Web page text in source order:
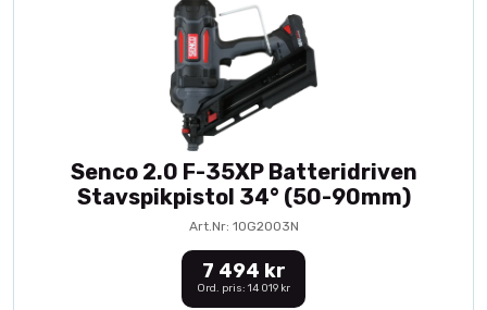
Senco 2.0 F-35XP Batteridriven
Stavspikpistol 34° (50-90mm)
Art.Nr: 10G2003N
7 494 kr
Ord. pris: 14 019 kr